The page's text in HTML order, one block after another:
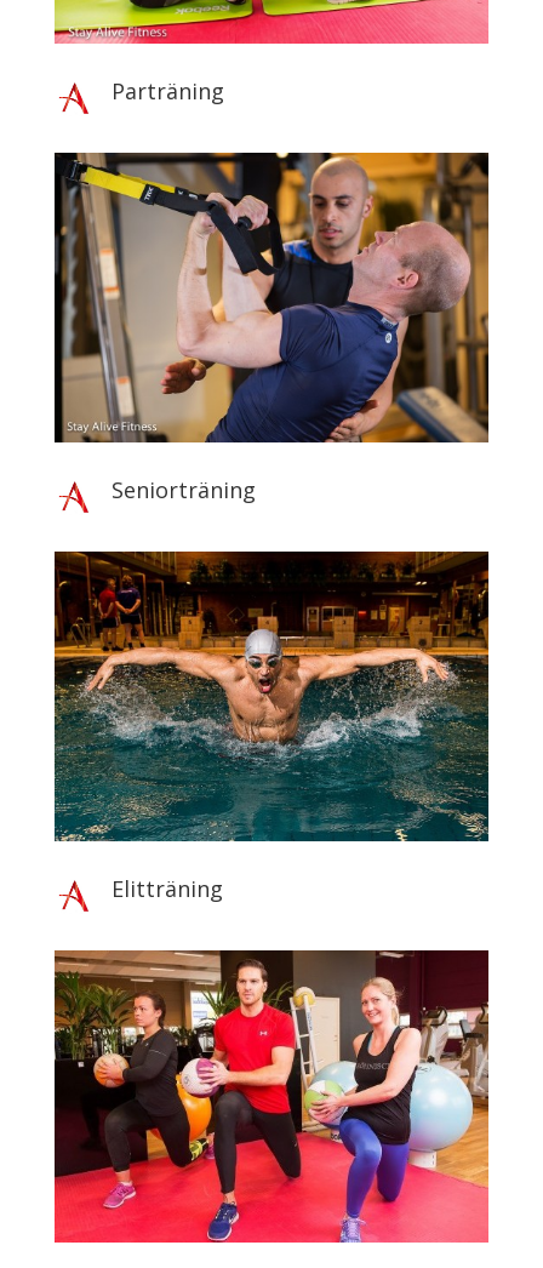
Parträning
Seniorträning
Elitträning